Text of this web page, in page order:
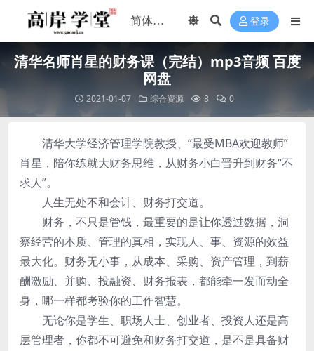
登录
清华名师肖星的财务课（完结）mp3音频 百度
网盘
2021-01-07 综合资源 8 0
清华大学经济管理学院教授、“最受MBA欢迎教师”
肖星，陪你练就大财务思维，从财务小白晋升到财务“不
求人”。
人生无处不和会计、财务打交道。
财务，不只是管钱，最重要的是让你透过数据，洞
察经营的本质、管理的真相，实现人、事、资源的效益
最大化。财务无小事，从成本、采购、资产管理，到薪
酬激励、并购、投融资、财务报表，都能牵一发而动全
身，哪一样都考验你的工作智慧。
无论你是学生、职场人士、创业者、投资人还是高
层管理者，你都不可避免和财务打交道，是不是具备财